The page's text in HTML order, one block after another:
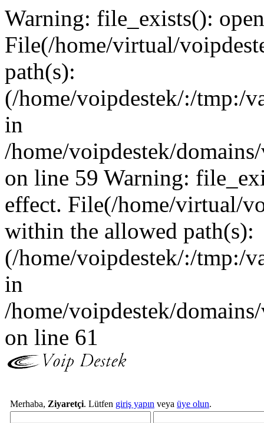
Warning: file_exists():
File(/home/virtual/
path(s):
(/home/voipdestek/:/tmp:/
in
/home/voipdestek/
on line 59 Warning:
effect. File(/home/virtual/
within the allowed path(s):
(/home/voipdestek/:/tmp:/
in
/home/voipdestek/
on line 61
Merhaba, Ziyaretçi. Lütfen giriş yapın veya üye olun.